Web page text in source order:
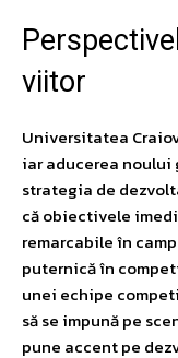
viitor
Universitatea
iar aducerea noului
strategia de
că obiectivele
remarcabile în
puternică în
unei echipe
să se impună pe
pune accent pe